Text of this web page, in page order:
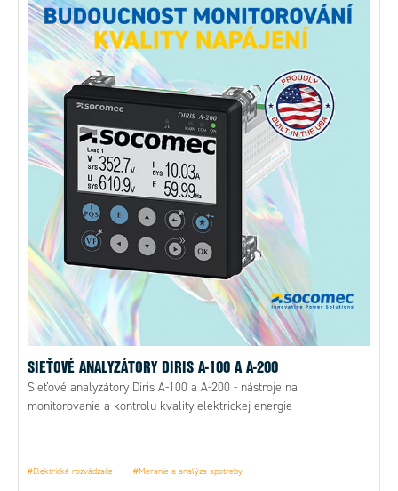
SIEŤOVÉ ANALYZÁTORY DIRIS A-100 A A-200
Sieťové analyzátory Diris A-100 a A-200 - nástroje na
monitorovanie a kontrolu kvality elektrickej energie
#Elektrické rozvádzače #Meranie a analýza spotreby